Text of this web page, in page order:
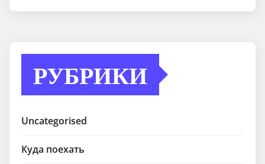
РУБРИКИ
Uncategorised
Куда поехать